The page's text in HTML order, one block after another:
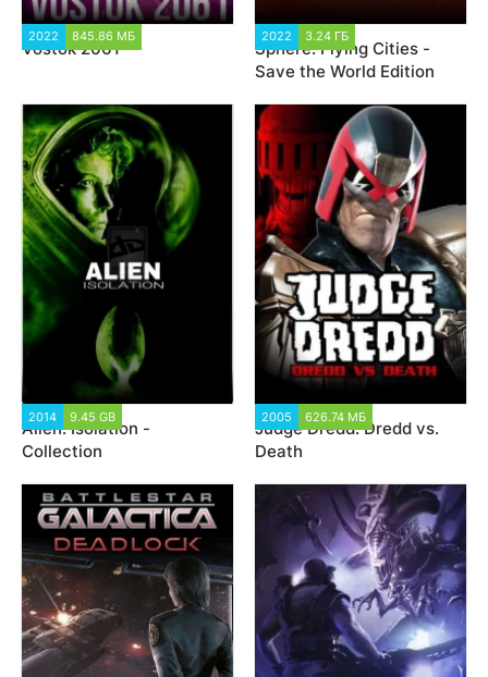
2022 845.86 МБ
Vostok 2061
2022 3.24 ГБ
Sphere: Flying Cities -
Save the World Edition
2014 9.45 GB
Alien: Isolation -
Collection
2005 626.74 МБ
Judge Dredd: Dredd vs.
Death